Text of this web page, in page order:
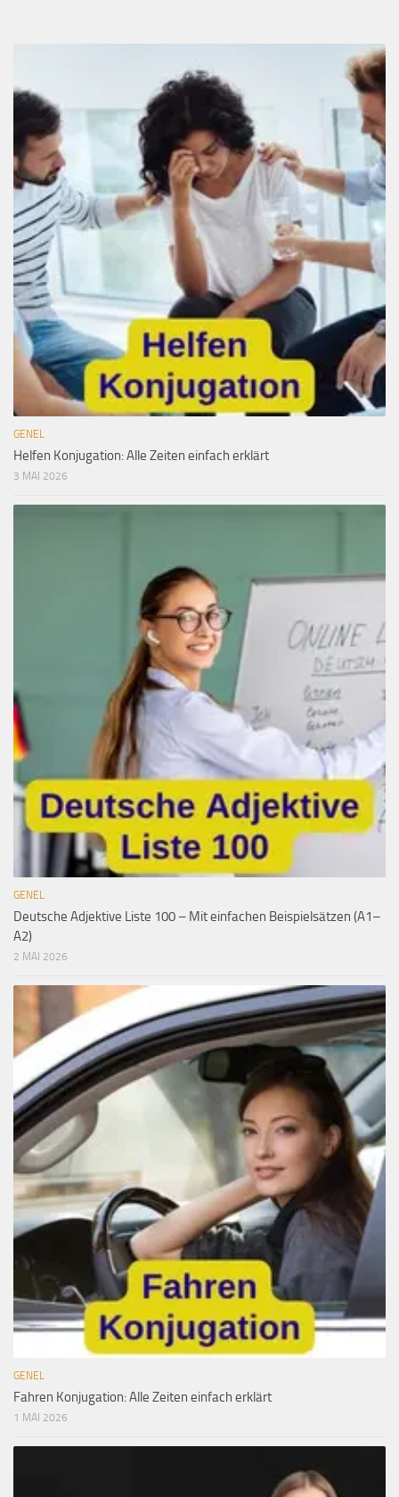
GENEL
Helfen Konjugation: Alle Zeiten einfach erklärt
3 MAI 2026
GENEL
Deutsche Adjektive Liste 100 – Mit einfachen Beispielsätzen (A1–
A2)
2 MAI 2026
GENEL
Fahren Konjugation: Alle Zeiten einfach erklärt
1 MAI 2026